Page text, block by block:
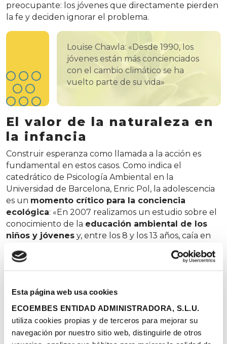
Esta página web usa cookies
ECOEMBES ENTIDAD ADMINISTRADORA, S.L.U.
utiliza cookies propias y de terceros para mejorar su
navegación por nuestro sitio web, distinguirle de otros
preocupante: los jóvenes que directamente pierden
la fe y deciden ignorar el problema.
Louise Chawla: «Desde 1990, los
jóvenes están más concienciados
con el cambio climático se ha
vuelto parte de su vida»
El valor de la naturaleza en
la infancia
Construir esperanza como llamada a la acción es
fundamental en estos casos. Como indica el
catedrático de Psicología Ambiental en la
Universidad de Barcelona, Enric Pol, la adolescencia
es un momento crítico para la conciencia
ecológica: «En 2007 realizamos un estudio sobre el
conocimiento de la educación ambiental de los
niños y jóvenes y, entre los 8 y los 13 años, caía en
después para observar que su conocimiento de la
educación ambiental había caído a los niveles de los
¿Qué había cambiado? Una mayor presencia en las
redes sociales, donde el proceso comunicativo está
plagado de información excesiva que incita a
desconectar. A pesar del ejemplo de Thunberg y los
miles de
jóvenes por el clima
que no han dejado de